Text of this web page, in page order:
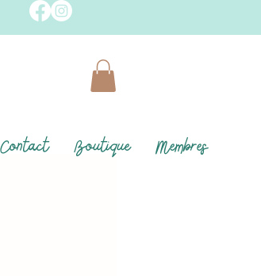
Contact Boutique Membres